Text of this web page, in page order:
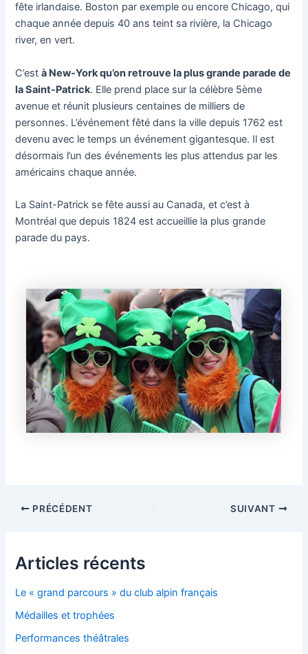
fête irlandaise. Boston par exemple ou encore Chicago, qui
chaque année depuis 40 ans teint sa rivière, la Chicago
river, en vert.
C’està New-York qu’on retrouve la plus grande parade de
la Saint-Patrick. Elle prend place sur la célèbre 5ème
avenue et réunit plusieurs centaines de milliers de
personnes. L’événement fêté dans la ville depuis 1762 est
devenu avec le temps un événement gigantesque. Il est
désormais l’un des événements les plus attendus par les
américains chaque année.
La Saint-Patrick se fête aussi au Canada, et c’est à
Montréal que depuis 1824 est accueillie la plus grande
parade du pays.
NavigationPRÉCÉDENT SUIVANT
Articles récents
Le « grand parcours » du club alpin français
Médailles et trophées
Performances théâtrales